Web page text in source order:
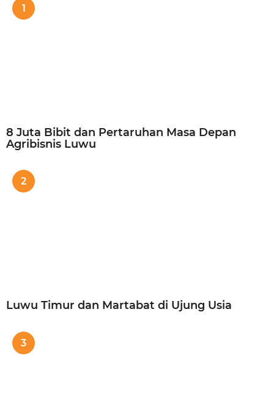
1
8 Juta Bibit dan Pertaruhan Masa Depan
Agribisnis Luwu
2
Luwu Timur dan Martabat di Ujung Usia
3